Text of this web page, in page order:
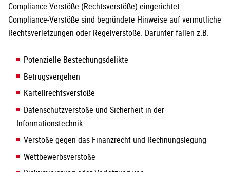
Compliance-Verstöße (Rechtsverstöße) eingerichtet.
Compliance-Verstöße sind begründete Hinweise auf vermutliche
Rechtsverletzungen oder Regelverstöße. Darunter fallen z.B.
Potenzielle Bestechungsdelikte
Betrugsvergehen
Kartellrechtsverstöße
Datenschutzverstöße und Sicherheit in der
Informationstechnik
Verstöße gegen das Finanzrecht und Rechnungslegung
Wettbewerbsverstöße